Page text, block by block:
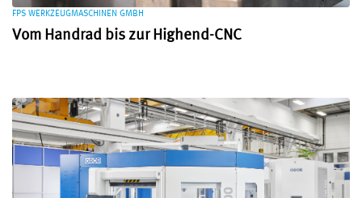
FPS WERKZEUGMASCHINEN GMBH
Vom Handrad bis zur Highend-CNC